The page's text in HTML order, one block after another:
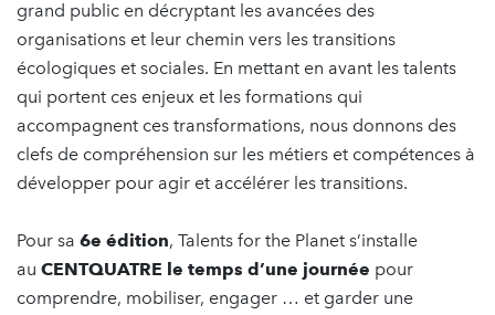
grand public en décryptant les avancées des
organisations et leur chemin vers les transitions
écologiques et sociales. En mettant en avant les talents
qui portent ces enjeux et les formations qui
accompagnent ces transformations, nous donnons des
clefs de compréhension sur les métiers et compétences à
développer pour agir et accélérer les transitions.
Pour sa 6e édition, Talents for the Planet s’installe
au CENTQUATRE le temps d’une journée pour
comprendre, mobiliser, engager … et garder une